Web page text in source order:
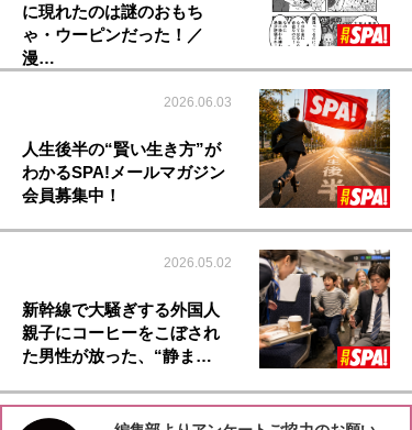
に現れたのは謎のおもち
ゃ・ウーピンだった！／
漫…
2026.06.03
人生後半の“賢い生き方”が
わかるSPA!メールマガジン
会員募集中！
2026.05.02
新幹線で大騒ぎする外国人
親子にコーヒーをこぼされ
た男性が放った、“静ま…